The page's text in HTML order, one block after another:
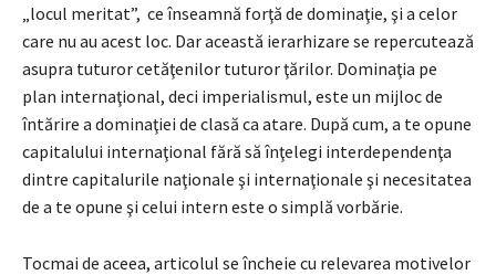
„locul meritat”, ce înseamnă forţă de dominaţie, şi a celor
care nu au acest loc. Dar această ierarhizare se repercutează
asupra tuturor cetăţenilor tuturor ţărilor. Dominaţia pe
plan internaţional, deci imperialismul, este un mijloc de
întărire a dominaţiei de clasă ca atare. După cum, a te opune
capitalului internaţional fără să înţelegi interdependenţa
dintre capitalurile naţionale şi internaţionale şi necesitatea
de a te opune şi celui intern este o simplă vorbărie.
Tocmai de aceea, articolul se încheie cu relevarea motivelor